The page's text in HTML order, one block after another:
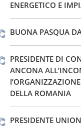
ENERGETICO E
BUONA PASQUA
PRESIDENTE DI
ANCONA
DELLA ROMANIA
PRESIDENTE